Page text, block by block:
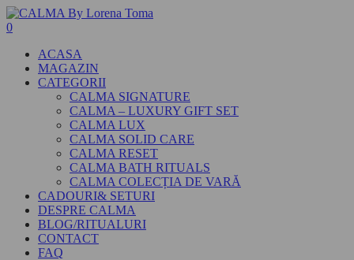
0
ACASA
MAGAZIN
CATEGORII
CALMA SIGNATURE
CALMA – LUXURY GIFT SET
CALMA LUX
CALMA SOLID CARE
CALMA RESET
CALMA BATH RITUALS
CALMA COLECȚIA DE VARĂ
CADOURI& SETURI
DESPRE CALMA
BLOG/RITUALURI
CONTACT
FAQ